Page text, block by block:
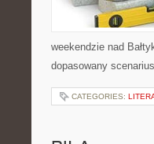
weekendzie nad
dopasowany
CATEGORIES: